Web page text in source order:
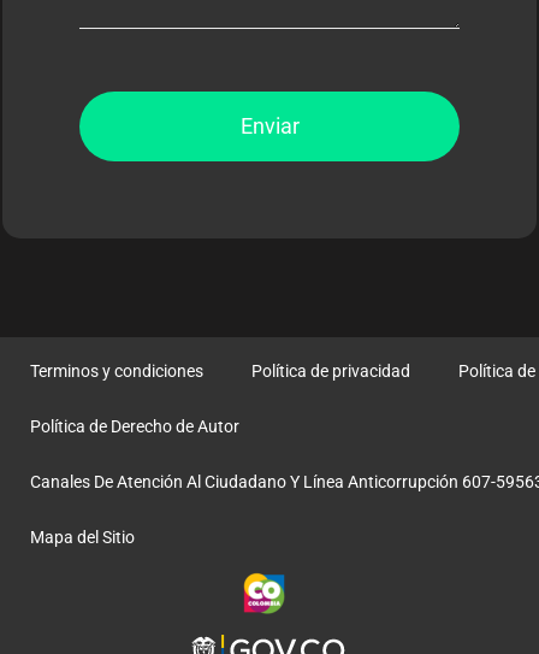
Enviar
Terminos y condiciones Política de privacidad Política
Política de Derecho de Autor
Canales De Atención Al Ciudadano Y Línea Anticorrupción 607-
Mapa del Sitio